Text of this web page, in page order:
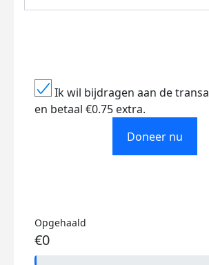
Ik wil bijdragen aan de
en betaal €0.75 extra.
Doneer nu
Opgehaald
€0